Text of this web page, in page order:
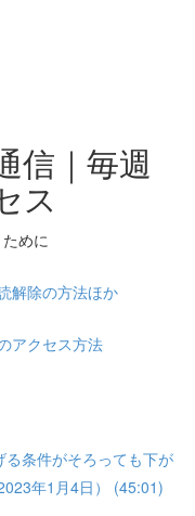
信｜毎週
ス
めに
解除の方法ほか
アクセス方法
条件がそろっても下が
年1月4日） (45:01)